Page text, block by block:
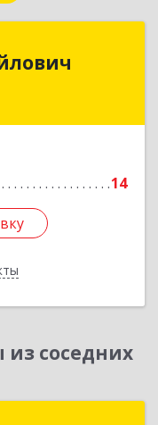
14
соседних